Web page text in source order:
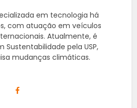
em tecnologia há
com atuação em veículos
Atualmente, é
Sustentabilidade pela USP,
mudanças climáticas.